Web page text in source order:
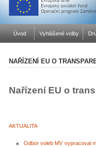
Úvod Vyhlášené volby
NAŘÍZENÍ EU O
Nařízení EU o
AKTUALITA
Odbor voleb MV vypracoval